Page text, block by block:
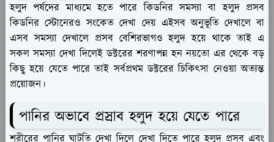
হলুদ পর্ষদের মাধ্যমে হতে পারে কিডনির সমস্যা বা হলুদ প্রসব
কিডনির স্টোনেরও সংকেত দেখা দেয় এইসব অনুভূতি দেখালে বা
এসব সমস্যা দেখালে প্রসব বেশিরভাগও হলুদ হয়ে থাকে তাই এ
সকল সমস্যা দেখা দিলেই ডক্টরের শরণাপন্ন হন নয়তো এর থেকে বড়
কিছু হয়ে যেতে পারে তাই সর্বপ্রথম ডক্টরের চিকিৎসা নেওয়া অত্যন্ত
প্রয়োজন।
পানির অভাবে প্রস্রাব হলুদ হয়ে যেতে পারে
শরীরের পানির ঘাটতি দেখা দিলে দেখা দিতে পারে হলুদ প্রসব এবং